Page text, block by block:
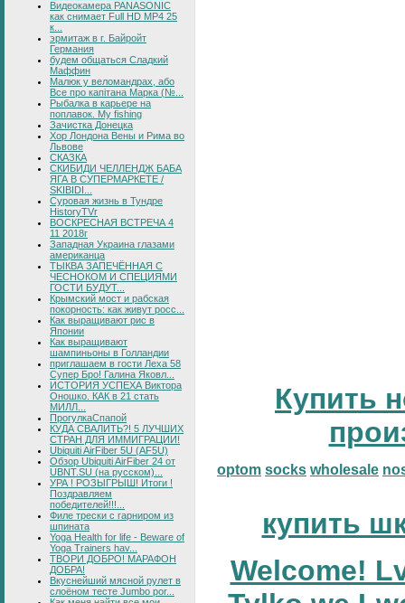
Видеокамера PANASONIC
как снимает Full HD MP4 25
к...
эрмитаж в г. Байройт
Германия
будем общаться Сладкий
Маффин
Малюк у веломандрах, або
Все про капітана Марка (№...
Рыбалка в карьере на
поплавок. My fishing
Зачистка Донецка
Хор Лондона Вены и Рима во
Львове
СКАЗКА
СКИБИДИ ЧЕЛЛЕНДЖ БАБА
ЯГА В СУПЕРМАРКЕТЕ /
SKIBIDI...
Суровая жизнь в Тундре
HistoryTVr
ВОСКРЕСНАЯ ВСТРЕЧА 4
11 2018г
Западная Украина глазами
американца
ТЫКВА ЗАПЕЧЁННАЯ С
ЧЕСНОКОМ И СПЕЦИЯМИ
ГОСТИ БУДУТ...
Крымский мост и рабская
покорность: как живут росс...
Как выращивают рис в
Японии
Как выращивают
шампиньоны в Голландии
приглашаем в гости Леха 58
Супер Бро! Галина Яковл...
ИСТОРИЯ УСПЕХА Виктора
Оношко. КАК в 21 стать
МИЛЛ...
ПрогулкаСпапой
КУДА СВАЛИТЬ?! 5 ЛУЧШИХ
СТРАН ДЛЯ ИММИГРАЦИИ!
Ubiquiti AirFiber 5U (AF5U)
Обзор Ubiquiti AirFiber 24 от
UBNT.SU (на русском)...
УРА ! РОЗЫГРЫШ! Итоги !
Поздравляем
победителей!!!...
Филе трески с гарниром из
шпината
Yoga Health for life - Beware of
Yoga Trainers hav...
ТВОРИ ДОБРО! МАРАФОН
ДОБРА!
Вкуснейший мясной рулет в
слоёном тесте Jumbo por...
Купить
optom socks wholesale
купить
Welcome!